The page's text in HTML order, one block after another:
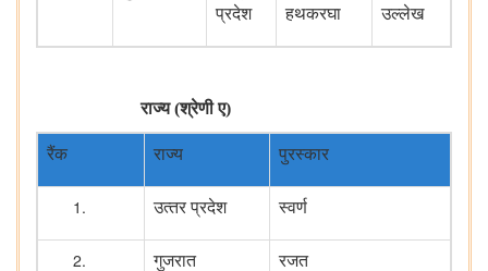
प्रदेश
हथकरघा
उल्लेख
राज्य (श्रेणी ए)
रैंक राज्य पुरस्कार
उत्‍तर प्रदेश स्वर्ण
गुजरात रजत